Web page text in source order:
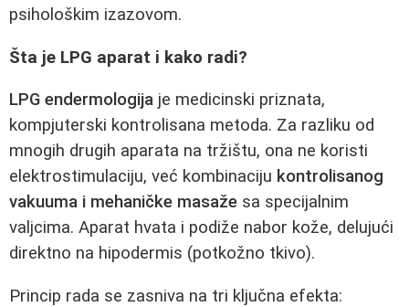
psihološkim izazovom.
Šta je LPG aparat i kako radi?
LPG endermologija je medicinski priznata,
kompjuterski kontrolisana metoda. Za razliku od
mnogih drugih aparata na tržištu, ona ne koristi
elektrostimulaciju, već kombinaciju kontrolisanog
vakuuma i mehaničke masaže sa specijalnim
valjcima. Aparat hvata i podiže nabor kože, delujući
direktno na hipodermis (potkožno tkivo).
Princip rada se zasniva na tri ključna efekta: